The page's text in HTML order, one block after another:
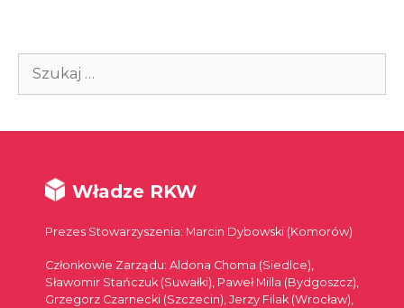
Szukaj:
Władze RKW
Prezes Stowarzyszenia: Marcin Dybowski (Komorów)
Członkowie Zarządu: Aldona Choma (Siedlce),
Sławomir Stańczuk (Suwałki), Paweł Milla (Bydgoszcz),
Grzegorz Czarnecki (Szczecin), Jerzy Filak (Wrocław),